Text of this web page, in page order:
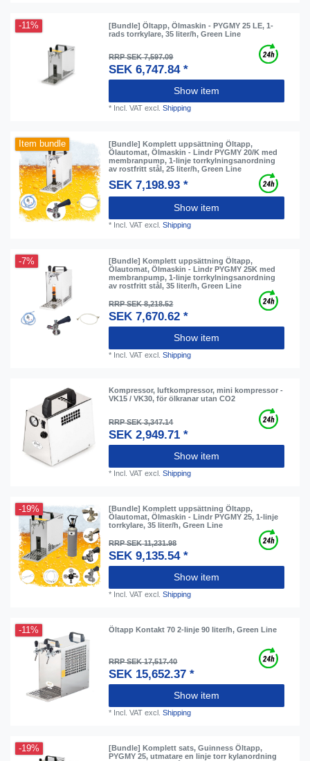
-11%
[Bundle] Öltapp, Ölmaskin - PYGMY 25 LE, 1-
rads torrkylare, 35 liter/h, Green Line
RRP SEK 7,597.09
SEK 6,747.84 *
Show item
* Incl. VAT excl.Shipping
Item bundle
[Bundle] Komplett uppsättning Öltapp,
Ölautomat, Ölmaskin - Lindr PYGMY 20/K med
membranpump, 1-linje torrkylningsanordning
av rostfritt stål, 25 liter/h, Green Line
SEK 7,198.93 *
Show item
* Incl. VAT excl.Shipping
-7%
[Bundle] Komplett uppsättning Öltapp,
Ölautomat, Ölmaskin - Lindr PYGMY 25K med
membranpump, 1-linje torrkylningsanordning
av rostfritt stål, 35 liter/h, Green Line
RRP SEK 8,218.52
SEK 7,670.62 *
Show item
* Incl. VAT excl.Shipping
Kompressor, luftkompressor, mini kompressor -
VK15 / VK30, för ölkranar utan CO2
RRP SEK 3,347.14
SEK 2,949.71 *
Show item
* Incl. VAT excl.Shipping
-19%
[Bundle] Komplett uppsättning Öltapp,
Ölautomat, Ölmaskin - Lindr PYGMY 25, 1-linje
torrkylare, 35 liter/h, Green Line
RRP SEK 11,231.98
SEK 9,135.54 *
Show item
* Incl. VAT excl.Shipping
-11% Öltapp Kontakt 70 2-linje 90 liter/h, Green Line
RRP SEK 17,517.40
SEK 15,652.37 *
Show item
* Incl. VAT excl.Shipping
-19%
[Bundle] Komplett sats, Guinness Öltapp,
PYGMY 25, utmatare en linje torr kylanordning